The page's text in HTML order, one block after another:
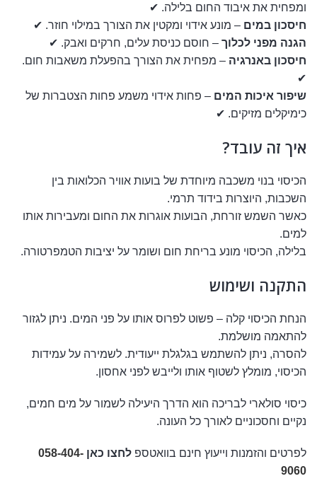
ומפחית את איבוד החום בלילה. ✔
חיסכון במים – מונע אידוי ומקטין את הצורך במילוי חוזר. ✔
הגנה מפני לכלוך – חוסם כניסת עלים, חרקים ואבק. ✔
חיסכון באנרגיה – מפחית את הצורך בהפעלת משאבות חום.
✔
שיפור איכות המים – פחות אידוי משמע פחות הצטברות של
כימיקלים מזיקים. ✔
איך זה עובד?
הכיסוי בנוי משכבה מיוחדת של בועות אוויר הכלואות בין
השכבות, היוצרות בידוד תרמי.
כאשר השמש זורחת, הבועות אוגרות את החום ומעבירות אותו
למים.
בלילה, הכיסוי מונע בריחת חום ושומר על יציבות הטמפרטורה.
התקנה ושימוש
הנחת הכיסוי קלה – פשוט לפרוס אותו על פני המים. ניתן לגזור
להתאמה מושלמת.
להסרה, ניתן להשתמש בגלגלת ייעודית. לשמירה על עמידות
הכיסוי, מומלץ לשטוף אותו ולייבש לפני אחסון.
כיסוי סולארי לבריכה הוא הדרך היעילה לשמור על מים חמים,
נקיים וחסכוניים לאורך כל העונה.
לפרטים והזמנות וייעוץ חינם בוואטספ לחצו כאן 058-404-
9060